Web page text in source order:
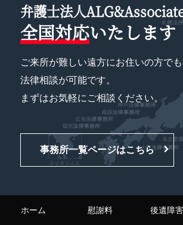
弁護士法人
全国対応いたします
ご来所が難しい遠方にお住いの方で
法律相談が可能です。
まずはお気軽にご相談ください。
事務所一覧ページはこちら
ホーム 慰謝料 後遺障害